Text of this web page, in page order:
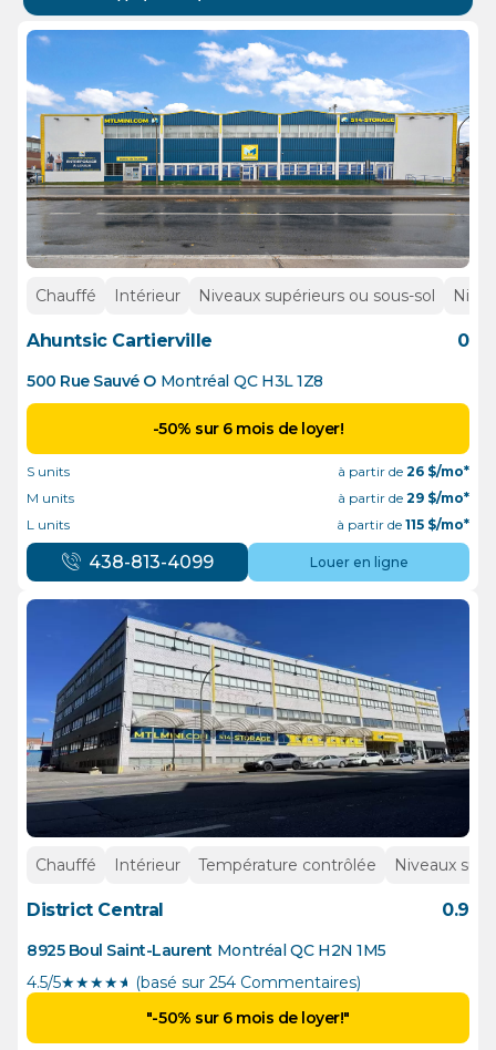
Chauffé Intérieur Niveaux supérieurs ou sous-sol
Ahuntsic Cartierville 0
500 Rue Sauvé O Montréal QC H3L 1Z8
-50% sur 6 mois de loyer!
S units à partir de 26 $/mo*
M units
à partir de 29 $/mo*
L units
à partir de 115 $/mo*
438-813-4099 Louer en ligne
Chauffé Intérieur Température contrôlée Niveaux
District Central 0.9
8925 Boul Saint-Laurent Montréal QC H2N 1M5
4.5/5★★★★½ (basé sur 254 Commentaires)
"-50% sur 6 mois de loyer!"